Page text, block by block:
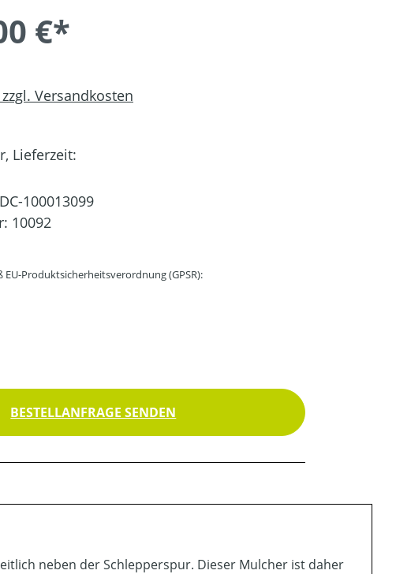
€*
Versandkosten
Lieferzeit:
DC-100013099
10092
Produktsicherheitsverordnung (GPSR):
BESTELLANFRAGE SENDEN
neben der Schlepperspur. Dieser Mulcher ist daher